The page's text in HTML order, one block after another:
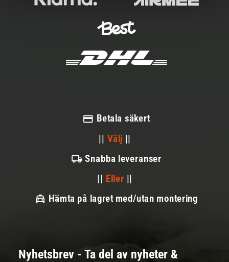
Betala säkert
|| Välj ||
Snabba leveranser
|| Eller ||
Hämta på lagret med/utan montering
Nyhetsbrev - Ta del av nyheter &